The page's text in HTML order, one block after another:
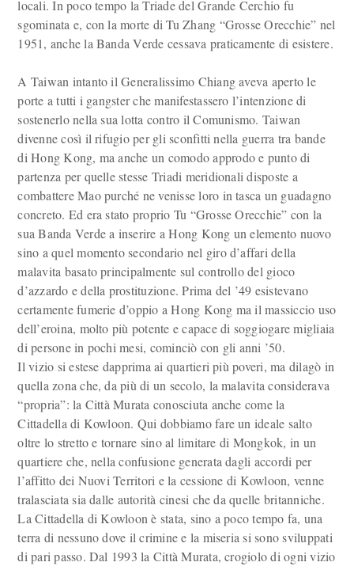
locali. In poco tempo la Triade del Grande Cerchio fu
sgominata e, con la morte di Tu Zhang “Grosse Orecchie” nel
1951, anche la Banda Verde cessava praticamente di esistere.
A Taiwan intanto il Generalissimo Chiang aveva aperto le
porte a tutti i gangster che manifestassero l’intenzione di
sostenerlo nella sua lotta contro il Comunismo. Taiwan
divenne così il rifugio per gli sconfitti nella guerra tra bande
di Hong Kong, ma anche un comodo approdo e punto di
partenza per quelle stesse Triadi meridionali disposte a
combattere Mao purché ne venisse loro in tasca un guadagno
concreto. Ed era stato proprio Tu “Grosse Orecchie” con la
sua Banda Verde a inserire a Hong Kong un elemento nuovo
sino a quel momento secondario nel giro d’affari della
malavita basato principalmente sul controllo del gioco
d’azzardo e della prostituzione. Prima del ’49 esistevano
certamente fumerie d’oppio a Hong Kong ma il massiccio uso
dell’eroina, molto più potente e capace di soggiogare migliaia
di persone in pochi mesi, cominciò con gli anni ’50.
Il vizio si estese dapprima ai quartieri più poveri, ma dilagò in
quella zona che, da più di un secolo, la malavita considerava
“propria”: la Città Murata conosciuta anche come la
Cittadella di Kowloon. Qui dobbiamo fare un ideale salto
oltre lo stretto e tornare sino al limitare di Mongkok, in un
quartiere che, nella confusione generata dagli accordi per
l’affitto dei Nuovi Territori e la cessione di Kowloon, venne
tralasciata sia dalle autorità cinesi che da quelle britanniche.
La Cittadella di Kowloon è stata, sino a poco tempo fa, una
terra di nessuno dove il crimine e la miseria si sono sviluppati
di pari passo. Dal 1993 la Città Murata, crogiolo di ogni vizio